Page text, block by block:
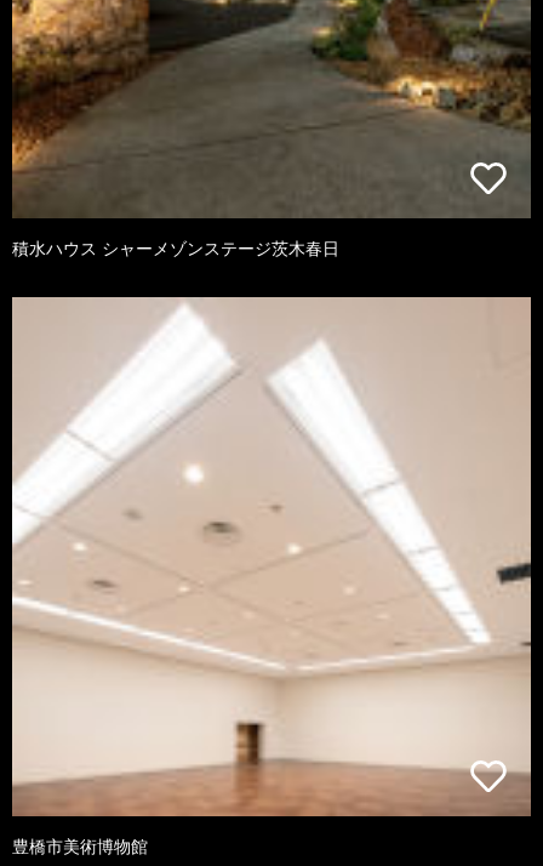
積水ハウス シャーメゾンステージ茨木春日
豊橋市美術博物館